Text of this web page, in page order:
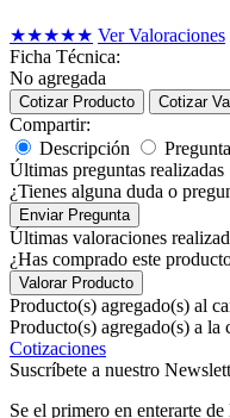
★★★★★ Ver Valoraciones
Ficha Técnica:
No agregada
Cotizar Producto Cotizar
Compartir:
Descripción
Últimas preguntas realizadas
¿Tienes alguna duda o
Enviar Pregunta
Últimas valoraciones
¿Has comprado este
Valorar Producto
Producto(s) agregado(s) al
Producto(s) agregado(s) a la
Cotizaciones
Suscríbete a nuestro
Se el primero en enterarte